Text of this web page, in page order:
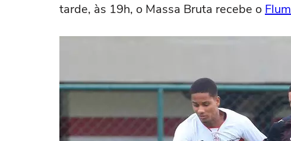
tarde, às 19h, o Massa Bruta recebe o